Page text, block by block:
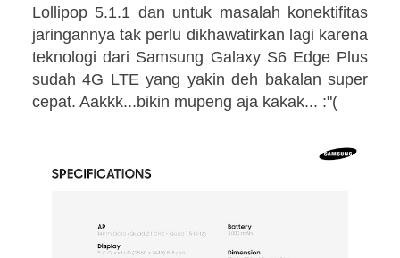
Lollipop 5.1.1 dan untuk masalah konektifitas
jaringannya tak perlu dikhawatirkan lagi karena
teknologi dari Samsung Galaxy S6 Edge Plus
sudah 4G LTE yang yakin deh bakalan super
cepat. Aakkk...bikin mupeng aja kakak... :"(